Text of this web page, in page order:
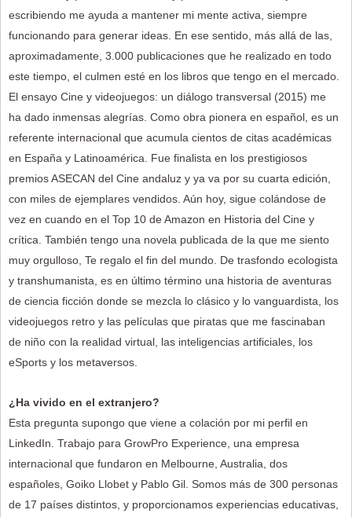
escribiendo me ayuda a mantener mi mente activa, siempre
funcionando para generar ideas. En ese sentido, más allá de las,
aproximadamente, 3.000 publicaciones que he realizado en todo
este tiempo, el culmen esté en los libros que tengo en el mercado.
El ensayo Cine y videojuegos: un diálogo transversal (2015) me
ha dado inmensas alegrías. Como obra pionera en español, es un
referente internacional que acumula cientos de citas académicas
en España y Latinoamérica. Fue finalista en los prestigiosos
premios ASECAN del Cine andaluz y ya va por su cuarta edición,
con miles de ejemplares vendidos. Aún hoy, sigue colándose de
vez en cuando en el Top 10 de Amazon en Historia del Cine y
crítica. También tengo una novela publicada de la que me siento
muy orgulloso, Te regalo el fin del mundo. De trasfondo ecologista
y transhumanista, es en último término una historia de aventuras
de ciencia ficción donde se mezcla lo clásico y lo vanguardista, los
videojuegos retro y las películas que piratas que me fascinaban
de niño con la realidad virtual, las inteligencias artificiales, los
eSports y los metaversos.
¿Ha vivido en el extranjero?
Esta pregunta supongo que viene a colación por mi perfil en
LinkedIn. Trabajo para GrowPro Experience, una empresa
internacional que fundaron en Melbourne, Australia, dos
españoles, Goiko Llobet y Pablo Gil. Somos más de 300 personas
de 17 países distintos, y proporcionamos experiencias educativas,